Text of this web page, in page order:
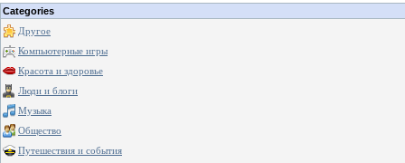
Categories
Другое
Компьютерные игры
Красота и здоровье
Люди и блоги
Музыка
Общество
Путешествия и события